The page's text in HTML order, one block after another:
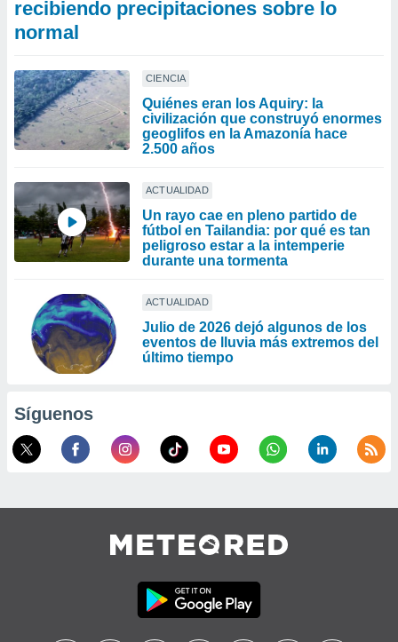
recibiendo precipitaciones sobre lo
normal
CIENCIA
Quiénes eran los Aquiry: la
civilización que construyó enormes
geoglifos en la Amazonía hace
2.500 años
ACTUALIDAD
Un rayo cae en pleno partido de
fútbol en Tailandia: por qué es tan
peligroso estar a la intemperie
durante una tormenta
ACTUALIDAD
Julio de 2026 dejó algunos de los
eventos de lluvia más extremos del
último tiempo
Síguenos